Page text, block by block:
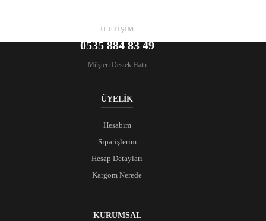
İLETİŞİM
0535 884 83 49
Müşteri Destek Hattı
ÜYELİK
Hesabım
Siparişlerim
Hesap Detayları
Kargom Nerede
KURUMSAL